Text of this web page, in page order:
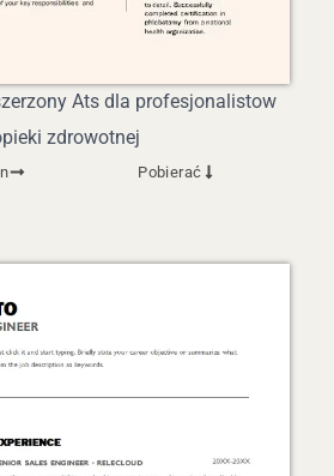
Ats dla profesjonalistow
zdrowotnej
Pobierać